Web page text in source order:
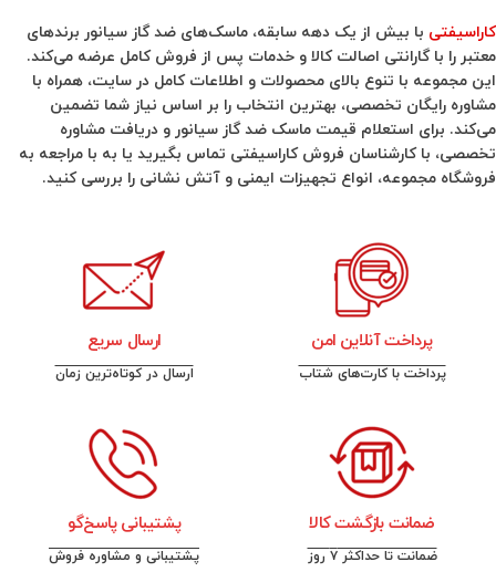
کاراسیفتی با بیش از یک دهه سابقه، ماسک‌های ضد گاز سیانور برندهای
معتبر را با گارانتی اصالت کالا و خدمات پس از فروش کامل عرضه می‌کند.
این مجموعه با تنوع بالای محصولات و اطلاعات کامل در سایت، همراه با
مشاوره رایگان تخصصی، بهترین انتخاب را بر اساس نیاز شما تضمین
می‌کند. برای استعلام قیمت ماسک ضد گاز سیانور و دریافت مشاوره
تخصصی، با کارشناسان فروش کاراسیفتی تماس بگیرید یا به با مراجعه به
فروشگاه مجموعه، انواع تجهیزات ایمنی و آتش نشانی را بررسی کنید.
پرداخت آنلاین امن
پرداخت با کارت‌های شتاب
ارسال سریع
ارسال در کوتاه‌ترین زمان
ضمانت بازگشت کالا
ضمانت تا حداکثر ۷ روز
پشتیبانی پاسخ‌گو
پشتیبانی و مشاوره فروش